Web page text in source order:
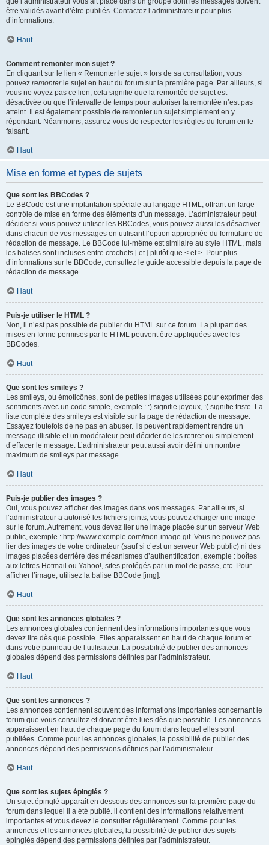
être validés avant d’être publiés. Contactez l’administrateur pour plus
d’informations.
Haut
Comment remonter mon sujet ?
En cliquant sur le lien « Remonter le sujet » lors de sa consultation, vous
pouvez remonterle sujet en haut du forum sur la première page. Par ailleurs, si
vous ne voyez pas ce lien, cela signifie que la remontée de sujet est
désactivée ou que l’intervalle de temps pour autoriser la remontée n’est pas
atteint. Il est également possible de remonter un sujet simplement en y
répondant. Néanmoins, assurez-vous de respecter les règles du forum en le
faisant.
Haut
Mise en forme et types de sujets
Que sont les BBCodes ?
Le BBCode est une implantation spéciale au langage HTML, offrant un large
contrôle de mise en forme des éléments d’un message. L’administrateur peut
décider si vous pouvez utiliser les BBCodes, vous pouvez aussi les désactiver
dans chacun de vos messages en utilisant l’option appropriée du formulaire de
rédaction de message. Le BBCode lui-même est similaire au style HTML, mais
les balises sont incluses entre crochets [ et ] plutôt que < et >. Pour plus
d’informations sur le BBCode, consultez le guide accessible depuis la page de
rédaction de message.
Haut
Puis-je utiliser le HTML ?
Non, il n’est pas possible de publier du HTML sur ce forum. La plupart des
mises en forme permises par le HTML peuvent être appliquées avec les
BBCodes.
Haut
Que sont les smileys ?
Les smileys, ou émoticônes, sont de petites images utilisées pour exprimer des
sentiments avec un code simple, exemple : :) signifie joyeux, :( signifie triste. La
liste complète des smileys est visible sur la page de rédaction de message.
Essayez toutefois de ne pas en abuser. Ils peuvent rapidement rendre un
message illisible et un modérateur peut décider de les retirer ou simplement
d’effacer le message. L’administrateur peut aussi avoir défini un nombre
maximum de smileys par message.
Haut
Puis-je publier des images ?
Oui, vous pouvez afficher des images dans vos messages. Par ailleurs, si
l’administrateur a autorisé les fichiers joints, vous pouvez charger une image
sur le forum. Autrement, vous devez lier une image placée sur un serveur Web
public, exemple : http://www.exemple.com/mon-image.gif. Vous ne pouvez pas
lier des images de votre ordinateur (sauf si c’est un serveur Web public) ni des
images placées derrière des mécanismes d’authentification, exemple : boîtes
aux lettres Hotmail ou Yahoo!, sites protégés par un mot de passe, etc. Pour
afficher l’image, utilisez la balise BBCode [img].
Haut
Que sont les annonces globales ?
Les annonces globales contiennent des informations importantes que vous
devez lire dès que possible. Elles apparaissent en haut de chaque forum et
dans votre panneau de l’utilisateur. La possibilité de publier des annonces
globales dépend des permissions définies par l’administrateur.
Haut
Que sont les annonces ?
Les annonces contiennent souvent des informations importantes concernant le
forum que vous consultez et doivent être lues dès que possible. Les annonces
apparaissent en haut de chaque page du forum dans lequel elles sont
publiées. Comme pour les annonces globales, la possibilité de publier des
annonces dépend des permissions définies par l’administrateur.
Haut
Que sont les sujets épinglés ?
Un sujet épinglé apparaît en dessous des annonces sur la première page du
forum dans lequel il a été publié. il contient des informations relativement
importantes et vous devez le consulter régulièrement. Comme pour les
annonces et les annonces globales, la possibilité de publier des sujets
épinglés dépend des permissions définies par l’administrateur.